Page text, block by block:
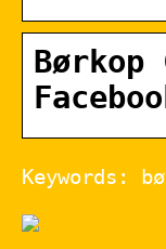
Keywords: